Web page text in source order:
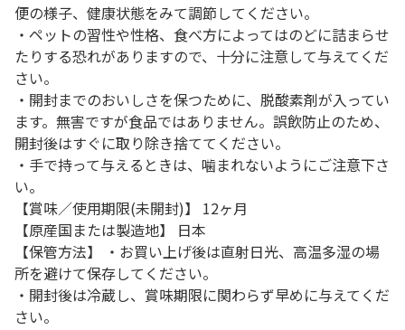
便の様子、健康状態をみて調節してください。
・ペットの習性や性格、食べ方によってはのどに詰まらせ
たりする恐れがありますので、十分に注意して与えてくだ
さい。
・開封までのおいしさを保つために、脱酸素剤が入ってい
ます。無害ですが食品ではありません。誤飲防止のため、
開封後はすぐに取り除き捨ててください。
・手で持って与えるときは、噛まれないようにご注意下さ
い。
【賞味／使用期限(未開封)】 12ヶ月
【原産国または製造地】 日本
【保管方法】 ・お買い上げ後は直射日光、高温多湿の場
所を避けて保存してください。
・開封後は冷蔵し、賞味期限に関わらず早めに与えてくだ
さい。